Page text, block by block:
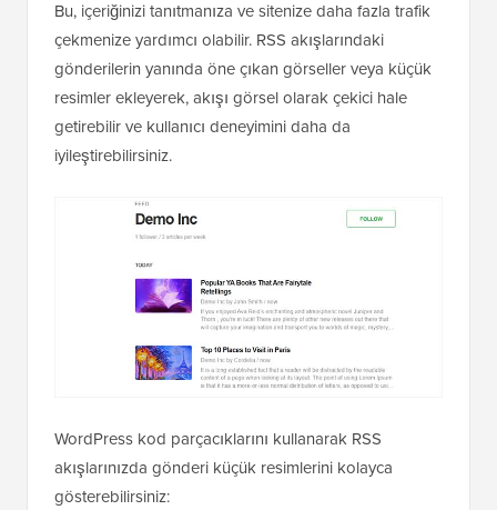
Bu, içeriğinizi tanıtmanıza ve sitenize daha fazla trafik
çekmenize yardımcı olabilir. RSS akışlarındaki
gönderilerin yanında öne çıkan görseller veya küçük
resimler ekleyerek, akışı görsel olarak çekici hale
getirebilir ve kullanıcı deneyimini daha da
iyileştirebilirsiniz.
WordPress kod parçacıklarını kullanarak RSS
akışlarınızda gönderi küçük resimlerini kolayca
gösterebilirsiniz: